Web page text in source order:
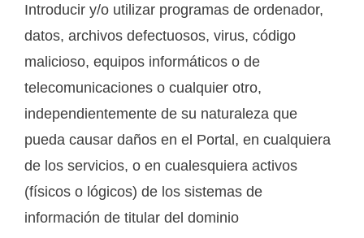
Introducir y/o utilizar programas de ordenador,
datos, archivos defectuosos, virus, código
malicioso, equipos informáticos o de
telecomunicaciones o cualquier otro,
independientemente de su naturaleza que
pueda causar daños en el Portal, en cualquiera
de los servicios, o en cualesquiera activos
(físicos o lógicos) de los sistemas de
información de titular del dominio